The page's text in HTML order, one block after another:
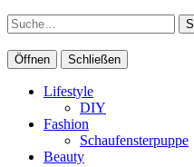
Suche
Öffnen Schließen
Lifestyle
DIY
Fashion
Schaufensterpuppe
Beauty